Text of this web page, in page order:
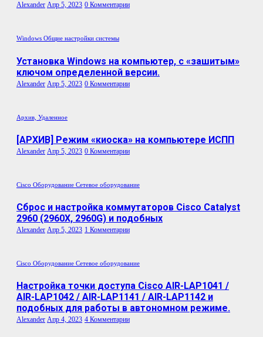
Alexander Апр 5, 2023 0 Комментарии
Windows Общие настройки системы
Установка Windows на компьютер, с «зашитым»
ключом определенной версии.
Alexander Апр 5, 2023 0 Комментарии
Архив, Удаленное
[АРХИВ] Режим «киоска» на компьютере ИСПП
Alexander Апр 5, 2023 0 Комментарии
Cisco Оборудование Сетевое оборудование
Сброс и настройка коммутаторов Cisco Catalyst
2960 (2960X, 2960G) и подобных
Alexander Апр 5, 2023 1 Комментарии
Cisco Оборудование Сетевое оборудование
Настройка точки доступа Cisco AIR-LAP1041 /
AIR-LAP1042 / AIR-LAP1141 / AIR-LAP1142 и
подобных для работы в автономном режиме.
Alexander Апр 4, 2023 4 Комментарии